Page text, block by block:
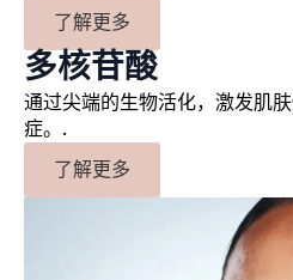
了解更多
多核苷酸
通过尖端的生物活化，激发肌
症。.
了解更多